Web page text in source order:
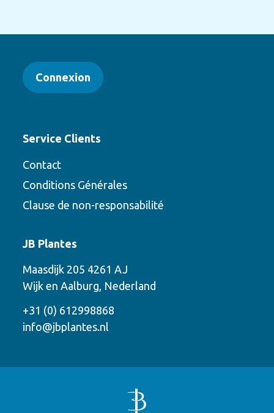
options suivantes
Connexion
Service Clients
Contact
Conditions Générales
Clause de non-responsabilité
JB Plantes
Maasdijk 205 4261 AJ
Wijk en Aalburg, Nederland
+31 (0) 612998868
info@jbplantes.nl